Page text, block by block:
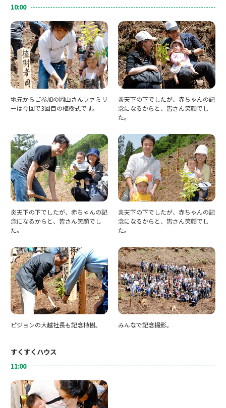
10:00
地元からご参加の岡山さんファミリ
ーは今回で3回目の植樹式です。
炎天下の下でしたが、赤ちゃんの記
念になるからと、皆さん笑顔でし
た。
炎天下の下でしたが、赤ちゃんの記
念になるからと、皆さん笑顔でし
た。
炎天下の下でしたが、赤ちゃんの記
念になるからと、皆さん笑顔でし
た。
ピジョンの大越社長も記念植樹。 みんなで記念撮影。
すくすくハウス
11:00